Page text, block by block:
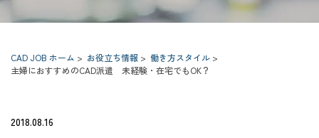
勤務地
キーワード
CAD JOB ホーム お役立ち情報
働き方スタイル
主婦におすすめのCAD派遣 未経験・在宅でもOK？
2018.08.16